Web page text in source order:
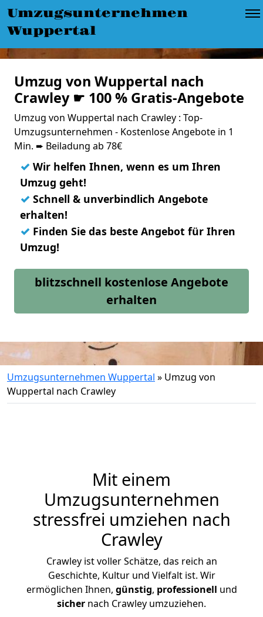
Umzugsunternehmen
Wuppertal
Umzug von Wuppertal nach
Crawley ☛ 100 % Gratis-Angebote
Umzug von Wuppertal nach Crawley : Top-
Umzugsunternehmen - Kostenlose Angebote in 1
Min. ➨ Beiladung ab 78€
✓ Wir helfen Ihnen, wenn es um Ihren
Umzug geht!
✓ Schnell & unverbindlich Angebote
erhalten!
✓ Finden Sie das beste Angebot für Ihren
Umzug!
blitzschnell kostenlose Angebote
erhalten
Umzugsunternehmen Wuppertal » Umzug von
Wuppertal nach Crawley
Mit einem
Umzugsunternehmen
stressfrei umziehen nach
Crawley
Crawley ist voller Schätze, das reich an
Geschichte, Kultur und Vielfalt ist. Wir
ermöglichen Ihnen, günstig, professionell und
sicher nach Crawley umzuziehen.